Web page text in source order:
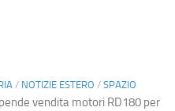
/ NOTIZIE ESTERO / SPAZIO
vendita motori RD180 per